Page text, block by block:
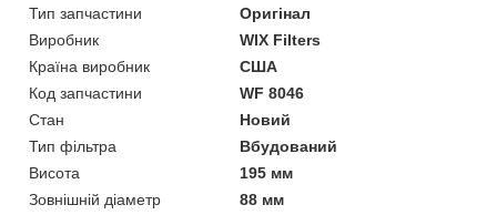
Тип запчастини
Оригінал
Виробник
WIX Filters
Країна виробник
США
Код запчастини
WF 8046
Стан
Новий
Тип фільтра
Вбудований
Висота
195 мм
Зовнішній діаметр
88 мм